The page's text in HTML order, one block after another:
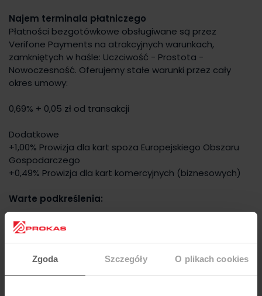
Zgoda Szczegóły O plikach cookies
Najem terminala płatniczego
Płatności bezgotówkowe obsługiwane są przez
Verifone Payments na atrakcyjnych warunkach,
zamkniętych w haśle: Uczciwość - Prostota -
Nowoczesność. Oferujemy stałe warunki przez cały
okres umowy:
0,69% + 0,05 zł od transakcji
Dodatkowe
+1,00% Prowizja dla kart spoza Europejskiego Obszaru
Gospodarczego
+0,49% Prowizja dla kart komercyjnych (biznesowych)
Warte podkreślenia:
Brak wymogu liczby i wartości transakcji
Przejrzysty cennik i brak ukrytych kosztów
Przekazanie środków następnego dnia roboczego
Stała prowizja od każdej transakcji kartami Visa i